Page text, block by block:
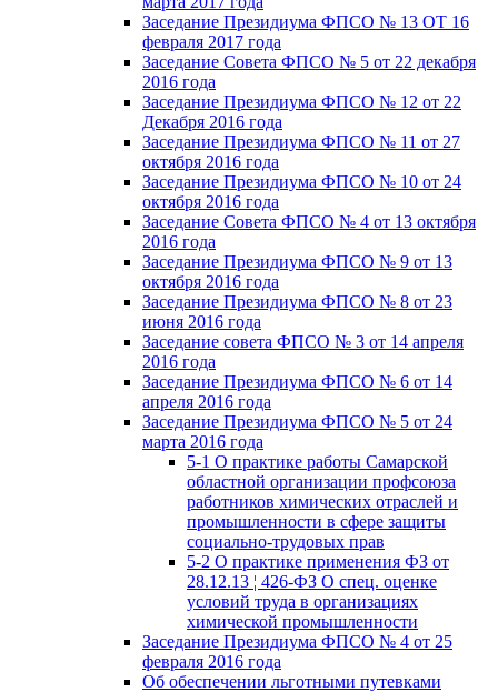
Заседание Президиума ФПСО № 13 ОТ 16
февраля 2017 года
Заседание Совета ФПСО № 5 от 22 декабря
2016 года
Заседание Президиума ФПСО № 12 от 22
Декабря 2016 года
Заседание Президиума ФПСО № 11 от 27
октября 2016 года
Заседание Президиума ФПСО № 10 от 24
октября 2016 года
Заседание Совета ФПСО № 4 от 13 октября
2016 года
Заседание Президиума ФПСО № 9 от 13
октября 2016 года
Заседание Президиума ФПСО № 8 от 23
июня 2016 года
Заседание совета ФПСО № 3 от 14 апреля
2016 года
Заседание Президиума ФПСО № 6 от 14
апреля 2016 года
Заседание Президиума ФПСО № 5 от 24
марта 2016 года
5-1 О практике работы Самарской
областной организации профсоюза
работников химических отраслей и
промышленности в сфере защиты
социально-трудовых прав
5-2 О практике применения ФЗ от
28.12.13 ¦ 426-ФЗ О спец. оценке
условий труда в организациях
химической промышленности
Заседание Президиума ФПСО № 4 от 25
февраля 2016 года
Об обеспечении льготными путевками